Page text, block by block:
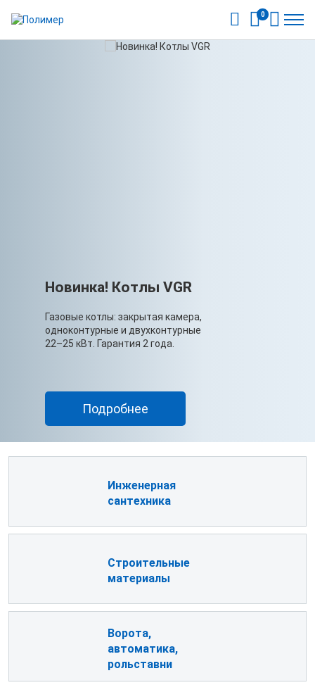
0
Новинка! Котлы VGR
Газовые котлы: закрытая камера,
одноконтурные и двухконтурные
22–25 кВт. Гарантия 2 года.
Подробнее
Инженерная
сантехника
Cтроительные
материалы
Ворота,
автоматика,
рольставни